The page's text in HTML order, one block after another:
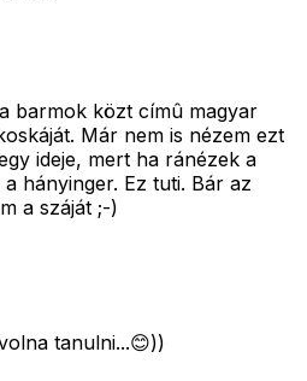
barmok közt címû magyar
Már nem is nézem ezt
ideje, mert ha ránézek a
hányinger. Ez tuti. Bár az
a száját ;-)
tanulni...😊))